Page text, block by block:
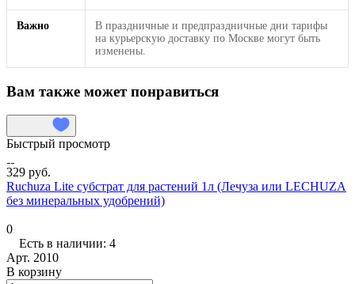
Важно
В праздничные и предпраздничные дни тарифы
на курьерскую доставку по Москве могут быть
изменены.
Вам также может понравиться
Быстрый просмотр
329 руб.
Ruchuza Lite субстрат для растений 1л (Лечуза или LECHUZA
без минеральных удобрений)
0
Есть в наличии: 4
Арт. 2010
В корзину